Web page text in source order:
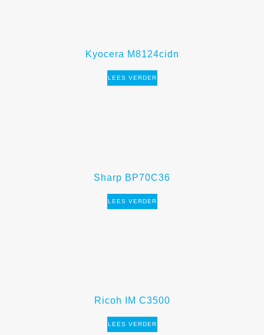
Kyocera M8124cidn
LEES VERDER
Sharp BP70C36
LEES VERDER
Ricoh IM C3500
LEES VERDER